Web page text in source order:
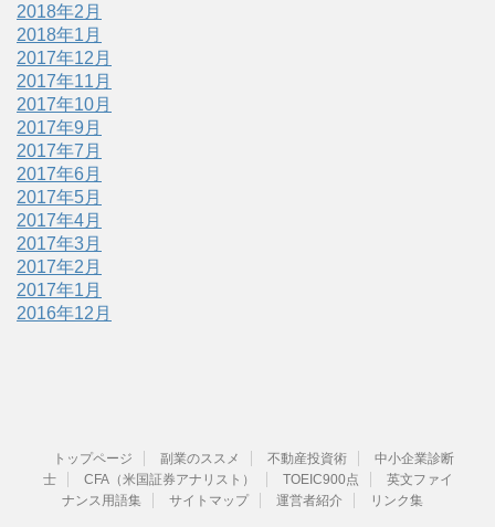
2018年2月
2018年1月
2017年12月
2017年11月
2017年10月
2017年9月
2017年7月
2017年6月
2017年5月
2017年4月
2017年3月
2017年2月
2017年1月
2016年12月
トップページ 副業のススメ 不動産投資術
中小企業診断
士
CFA（米国証券アナリスト） TOEIC900点
英文ファイ
ナンス用語集
サイトマップ 運営者紹介 リンク集